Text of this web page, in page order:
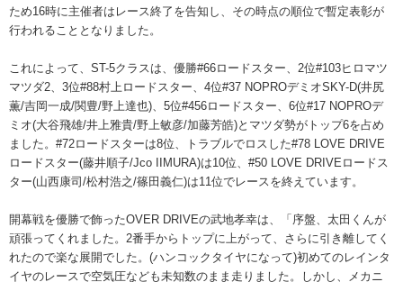
ため16時に主催者はレース終了を告知し、その時点の順位で暫定表彰が
行われることとなりました。
これによって、ST-5クラスは、優勝#66ロードスター、2位#103ヒロマツ
マツダ2、3位#88村上ロードスター、4位#37 NOPROデミオSKY-D(井尻
薫/吉岡一成/関豊/野上達也)、5位#456ロードスター、6位#17 NOPROデ
ミオ(大谷飛雄/井上雅貴/野上敏彦/加藤芳皓)とマツダ勢がトップ6を占め
ました。#72ロードスターは8位、トラブルでロスした#78 LOVE DRIVE
ロードスター(藤井順子/Jco IIMURA)は10位、#50 LOVE DRIVEロードス
ター(山西康司/松村浩之/篠田義仁)は11位でレースを終えています。
開幕戦を優勝で飾ったOVER DRIVEの武地孝幸は、「序盤、太田くんが
頑張ってくれました。2番手からトップに上がって、さらに引き離してく
れたので楽な展開でした。(ハンコックタイヤになって)初めてのレインタ
イヤのレースで空気圧なども未知数のまま走りました。しかし、メカニ